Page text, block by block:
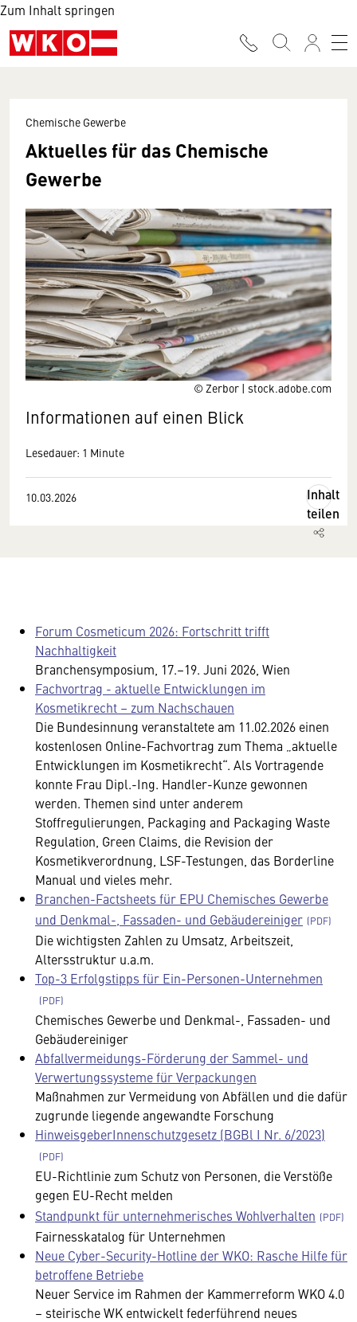
Zum Inhalt springen
© Zerbor | stock.adobe.com
Chemische Gewerbe
Aktuelles für das Chemische
Gewerbe
Informationen auf einen Blick
Lesedauer: 1 Minute
10.03.2026
Inhalt
teilen
Forum Cosmeticum 2026: Fortschritt trifft
Nachhaltigkeit
Branchensymposium, 17.–19. Juni 2026, Wien
Fachvortrag - aktuelle Entwicklungen im
Kosmetikrecht – zum Nachschauen
Die Bundesinnung veranstaltete am 11.02.2026 einen
kostenlosen Online-Fachvortrag zum Thema „aktuelle
Entwicklungen im Kosmetikrecht“. Als Vortragende
konnte Frau Dipl.-Ing. Handler-Kunze gewonnen
werden. Themen sind unter anderem
Stoffregulierungen, Packaging and Packaging Waste
Regulation, Green Claims, die Revision der
Kosmetikverordnung, LSF-Testungen, das Borderline
Manual und vieles mehr.
Branchen-Factsheets für EPU Chemisches Gewerbe
und Denkmal-, Fassaden- und Gebäudereiniger
Die wichtigsten Zahlen zu Umsatz, Arbeitszeit,
Altersstruktur u.a.m.
Top-3 Erfolgstipps für Ein-Personen-Unternehmen
Chemisches Gewerbe und Denkmal-, Fassaden- und
Gebäudereiniger
Abfallvermeidungs-Förderung der Sammel- und
Verwertungssysteme für Verpackungen
Maßnahmen zur Vermeidung von Abfällen und die dafür
zugrunde liegende angewandte Forschung
HinweisgeberInnenschutzgesetz (BGBl I Nr. 6/2023)
EU-Richtlinie zum Schutz von Personen, die Verstöße
gegen EU-Recht melden
Standpunkt für unternehmerisches Wohlverhalten
Fairnesskatalog für Unternehmen
Neue Cyber-Security-Hotline der WKO: Rasche Hilfe für
betroffene Betriebe
Neuer Service im Rahmen der Kammerreform WKO 4.0
– steirische WK entwickelt federführend neues